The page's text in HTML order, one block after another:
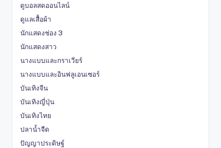
ดูบอลสดออนไลน์
ดูแลเสื้อผ้า
นักแสดงช่อง 3
นักแสดงสาว
นางแบบและกราเวียร์
นางแบบและอินฟลูเอนเซอร์
บันเทิงจีน
บันเทิงญี่ปุ่น
บันเทิงไทย
ปลาน้ำจืด
ปัญญาประดิษฐ์